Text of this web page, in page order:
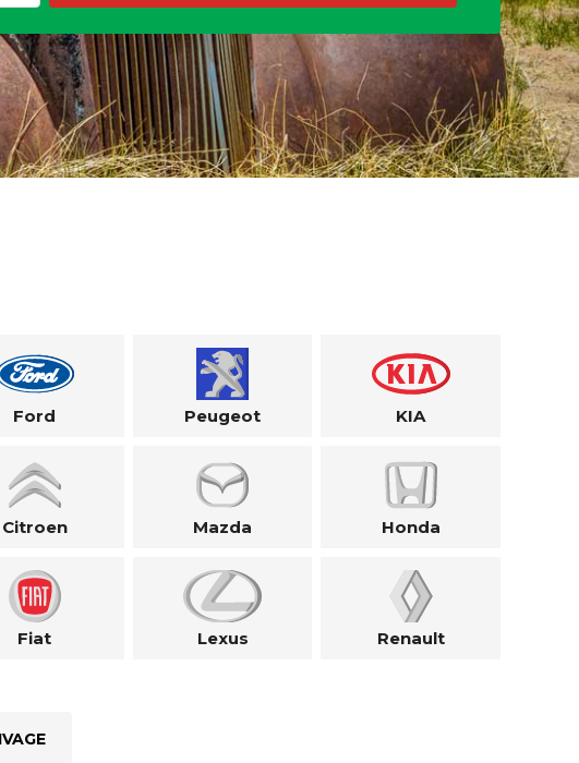
Ford Peugeot KIA
Citroen Mazda Honda
Fiat Lexus Renault